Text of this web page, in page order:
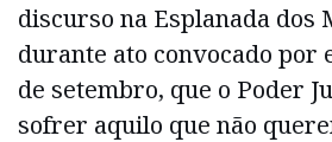
discurso na Esplanada dos
durante ato convocado por
de setembro, que o Poder
sofrer aquilo que não